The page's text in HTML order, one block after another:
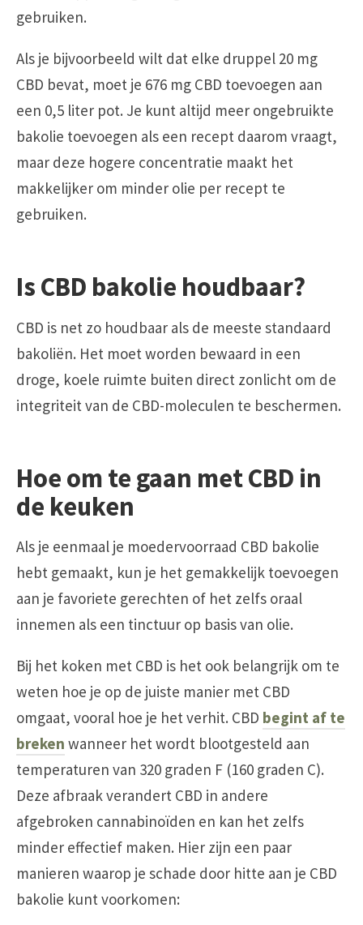
gebruiken.
Als je bijvoorbeeld wilt dat elke druppel 20 mg
CBD bevat, moet je 676 mg CBD toevoegen aan
een 0,5 liter pot. Je kunt altijd meer ongebruikte
bakolie toevoegen als een recept daarom vraagt,
maar deze hogere concentratie maakt het
makkelijker om minder olie per recept te
gebruiken.
Is CBD bakolie houdbaar?
CBD is net zo houdbaar als de meeste standaard
bakoliën. Het moet worden bewaard in een
droge, koele ruimte buiten direct zonlicht om de
integriteit van de CBD-moleculen te beschermen.
Hoe om te gaan met CBD in
de keuken
Als je eenmaal je moedervoorraad CBD bakolie
hebt gemaakt, kun je het gemakkelijk toevoegen
aan je favoriete gerechten of het zelfs oraal
innemen als een tinctuur op basis van olie.
Bij het koken met CBD is het ook belangrijk om te
weten hoe je op de juiste manier met CBD
omgaat, vooral hoe je het verhit. CBD begint af te
breken wanneer het wordt blootgesteld aan
temperaturen van 320 graden F (160 graden C).
Deze afbraak verandert CBD in andere
afgebroken cannabinoïden en kan het zelfs
minder effectief maken. Hier zijn een paar
manieren waarop je schade door hitte aan je CBD
bakolie kunt voorkomen: